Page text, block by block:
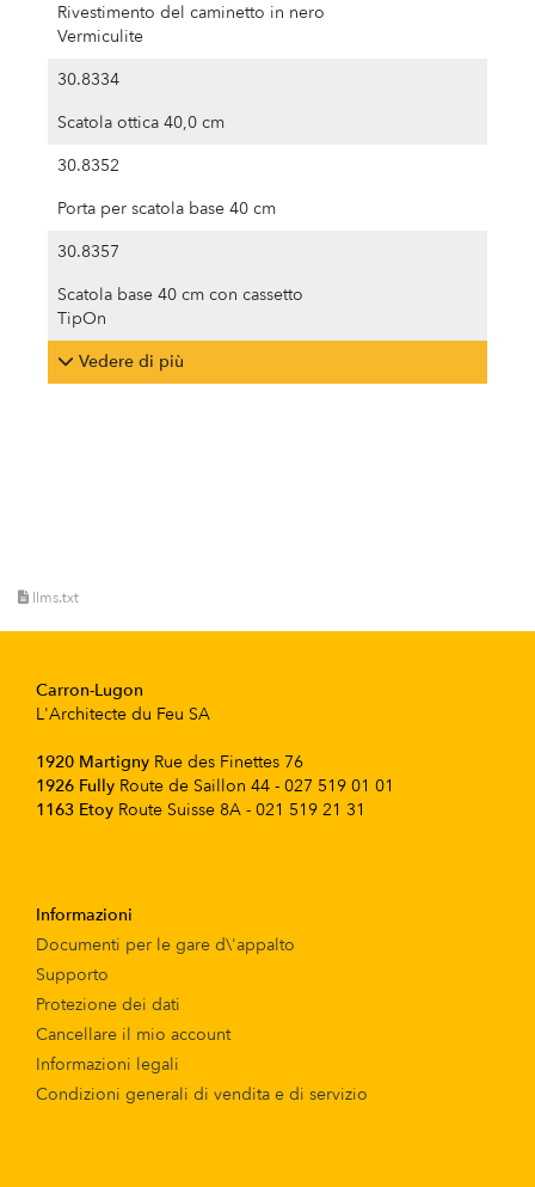
Rivestimento del caminetto in nero
Vermiculite
30.8334
Scatola ottica 40,0 cm
30.8352
Porta per scatola base 40 cm
30.8357
Scatola base 40 cm con cassetto
TipOn
Vedere di più
llms.txt
Carron-Lugon
L'Architecte du Feu SA
1920 Martigny Rue des Finettes 76
1926 Fully Route de Saillon 44 - 027 519 01 01
1163 Etoy Route Suisse 8A - 021 519 21 31
Informazioni
Documenti per le gare d\'appalto
Supporto
Protezione dei dati
Cancellare il mio account
Informazioni legali
Condizioni generali di vendita e di servizio